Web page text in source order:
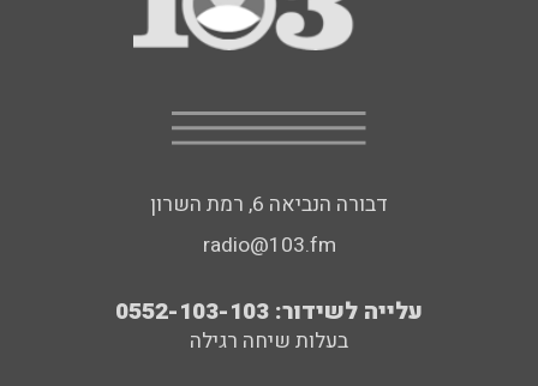
דבורה הנביאה 6, רמת השרון
radio@103.fm
עלייה לשידור: 0552-103-103
בעלות שיחה רגילה